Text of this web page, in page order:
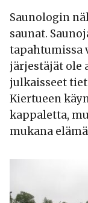
Saunologin
saunat.
tapahtumissa
järjestäjät ole
julkaisseet
Kiertueen
kappaletta,
mukana